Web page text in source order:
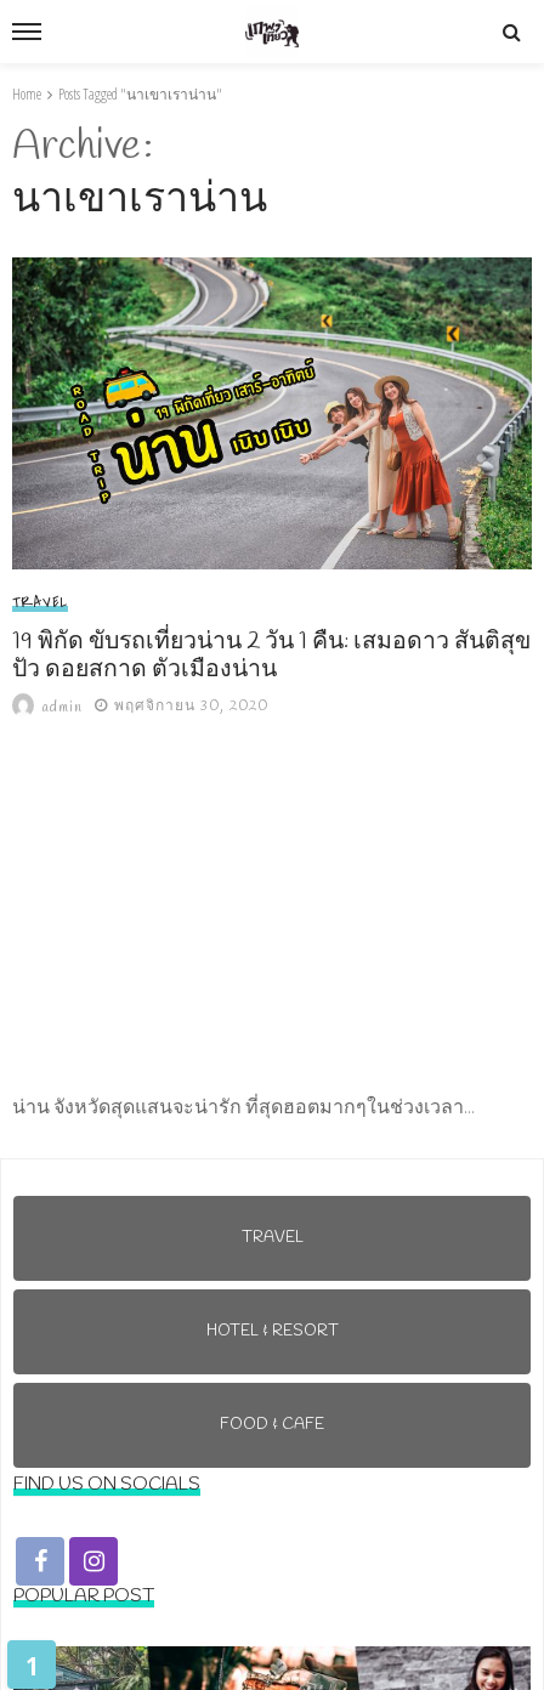
Home Posts Tagged "นาเขาเราน่าน"
Archive
นาเขาเราน่าน
TRAVEL
19 พิกัด ขับรถเที่ยวน่าน 2 วัน 1 คืน: เสมอดาว สันติสุข
ปัว ดอยสกาด ตัวเมืองน่าน
admin พฤศจิกายน 30, 2020
น่าน จังหวัดสุดแสนจะน่ารัก ที่สุดฮอตมากๆในช่วงเวลา...
TRAVEL
HOTEL & RESORT
FOOD & CAFE
FIND US ON SOCIALS
POPULAR POST
1